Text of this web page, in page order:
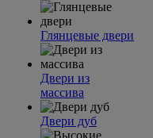
Глянцевые двери
Двери из
массива
Двери дуб